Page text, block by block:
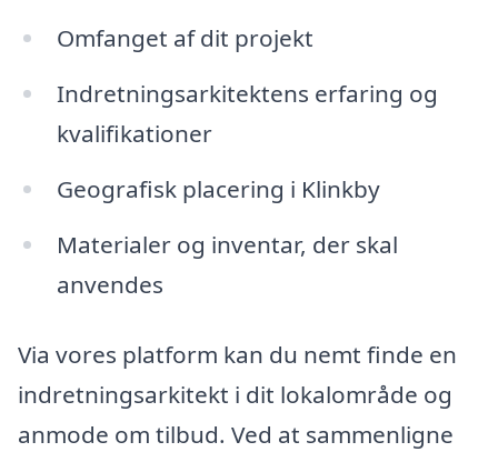
Omfanget af dit projekt
Indretningsarkitektens erfaring og
kvalifikationer
Geografisk placering i Klinkby
Materialer og inventar, der skal
anvendes
Via vores platform kan du nemt finde en
indretningsarkitekt i dit lokalområde og
anmode om tilbud. Ved at sammenligne